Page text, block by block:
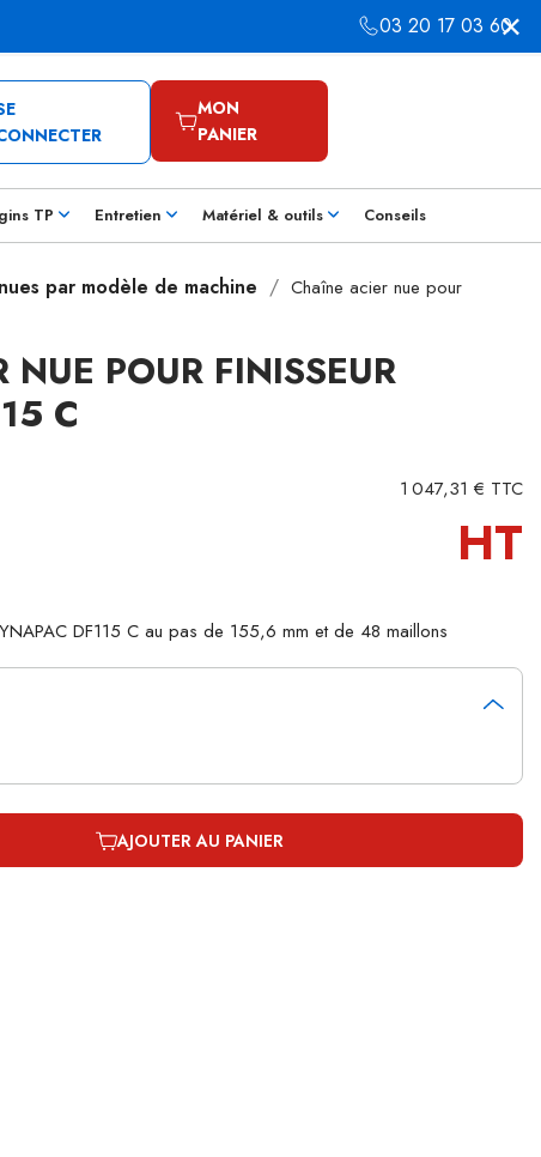
03 20 17 03 60
MON
PANIER
TP Entretien Matériel & outils Conseils
par modèle de machine
Chaîne acier nue pour
POUR FINISSEUR
C
1 047,31 € TTC
HT
DF115 C au pas de 155,6 mm et de 48 maillons
AJOUTER AU PANIER